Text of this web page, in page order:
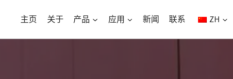
主页 关于 产品 应用 新闻 联系 ZH